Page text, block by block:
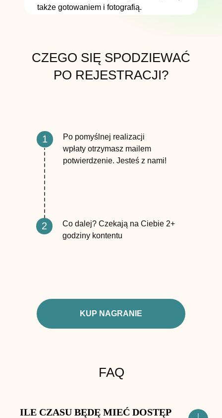
także gotowaniem i fotografią.
CZEGO SIĘ SPODZIEWAĆ
PO REJESTRACJI?
Po pomyślnej realizacji
wpłaty otrzymasz mailem
potwierdzenie. Jesteś z nami!
1
Co dalej? Czekają na Ciebie 2+
godziny kontentu
2
KUP NAGRANIE
FAQ
ILE CZASU BĘDĘ MIEĆ DOSTĘP